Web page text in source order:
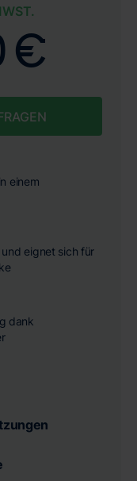
€
einem
eignet sich für
dank